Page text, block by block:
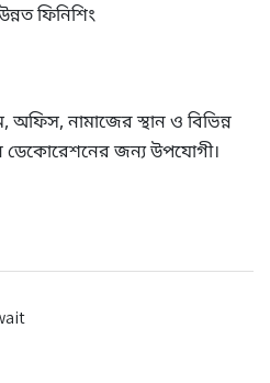
ফিনিশিং
অফিস, নামাজের স্থান ও বিভিন্ন
ডেকোরেশনের জন্য উপযোগী।